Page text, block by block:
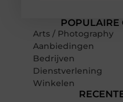
POPULAIRE
Arts / Photography
Aanbiedingen
Bedrijven
Dienstverlening
Winkelen